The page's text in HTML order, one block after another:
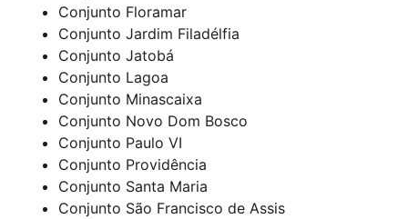
Conjunto Floramar
Conjunto Jardim Filadélfia
Conjunto Jatobá
Conjunto Lagoa
Conjunto Minascaixa
Conjunto Novo Dom Bosco
Conjunto Paulo VI
Conjunto Providência
Conjunto Santa Maria
Conjunto São Francisco de Assis